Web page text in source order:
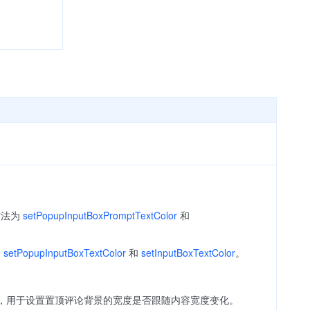
为 setPopupInputBoxPromptTextColor和
setPopupInputBoxTextColor和 setInputBoxTextColor。
于设置置顶评论背景的宽度是否跟随内容宽度变化。